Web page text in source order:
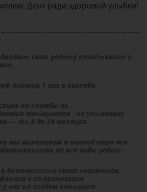
Дент ради здоровой улыбки!
свою работу качественно и
осмотр 1 раз в полгода
на пломбы из
материалов , на установку
— от 6 до 24 месяцев.
мы выполняем в полной мере все
на все виды работ.
безопасности своих пациентов,
и стерилизация
нас на особом контроле.